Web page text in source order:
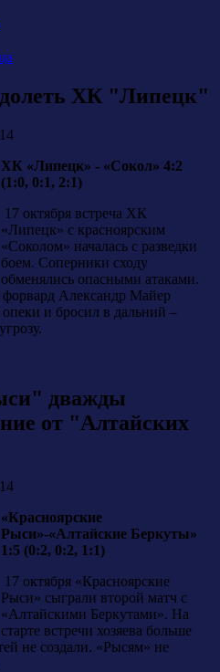
ХК "Липецк"
ХК «Липецк» - «Сокол» 4:2
(1:0, 0:1, 2:1)
17 октября встреча ХК
«Липецк» с красноярским
«Соколом» началась с разведки
боем. Соперники сходу
обменялись опасными атаками.
Александр Майер
и бросил в дальний –
дважды
от "Алтайских
«Красноярские
Рыси»-«Алтайские Беркуты»
1:5 (0:2, 0:2, 1:1)
17 октября «Красноярские
Рыси» сыграли второй матч с
«Алтайскими Беркутами». На
старте встречи хозяева больше
не создали. «Рысям» не